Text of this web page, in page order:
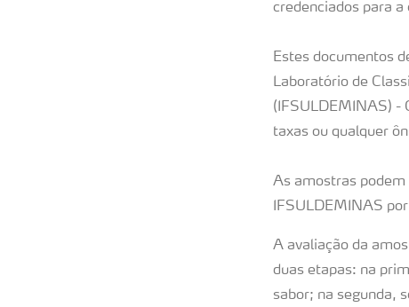
credenciados para
Estes documentos
Laboratório de
(IFSULDEMINAS) -
taxas ou qualquer
As amostras podem
IFSULDEMINAS
A avaliação da
duas etapas: na
sabor; na segunda,